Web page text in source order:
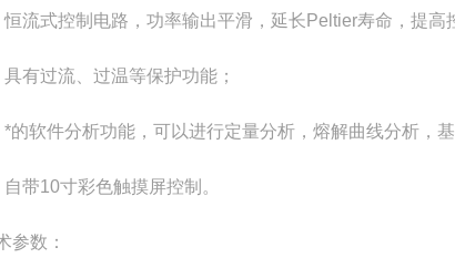
恒流式控制电路，功率输出平滑，延长Peltier寿命，提高
具有过流、过温等保护功能；
*的软件分析功能，可以进行定量分析，熔解曲线分析，
自带10寸彩色触摸屏控制。
参数：